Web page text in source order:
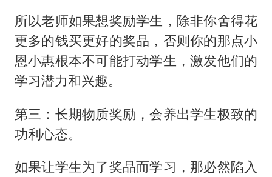
所以老师如果想奖励学生，除非你舍得花
更多的钱买更好的奖品，否则你的那点小
恩小惠根本不可能打动学生，激发他们的
学习潜力和兴趣。
第三：长期物质奖励，会养出学生极致的
功利心态。
如果让学生为了奖品而学习，那必然陷入